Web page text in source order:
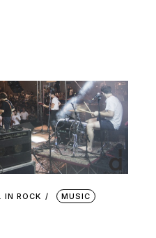
IN ROCK
MUSIC